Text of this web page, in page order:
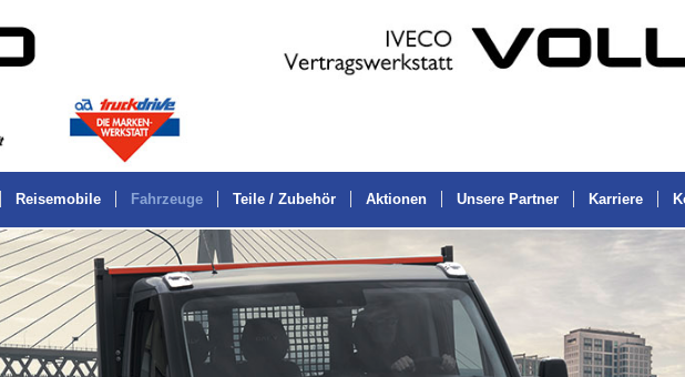
Reisemobile Fahrzeuge Teile / Zubehör Aktionen Unsere Partner Karriere